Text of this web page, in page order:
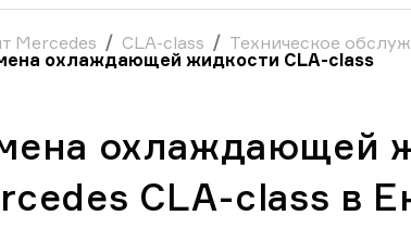
Mercedes CLA-class Техническое
охлаждающей жидкости CLA-class
охлаждающей
CLA-class в